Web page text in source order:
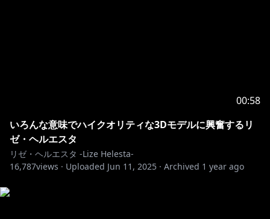
00:58
いろんな意味でハイクオリティな3Dモデルに興奮するリ
ゼ・ヘルエスタ
リゼ・ヘルエスタ -Lize Helesta-
16,787views · Uploaded Jun 11, 2025 · Archived 1 year ago